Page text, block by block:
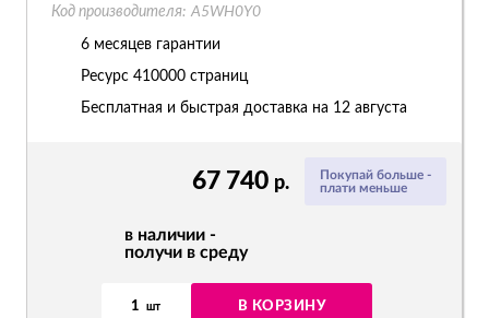
Покупай больше -
плати меньше
67 740 р.
в наличии -
получи в среду
1 шт В КОРЗИНУ
Код производителя: A5WH0Y0
6 месяцев гарантии
Ресурс 410000 страниц
Бесплатная и быстрая доставка на 12 августа